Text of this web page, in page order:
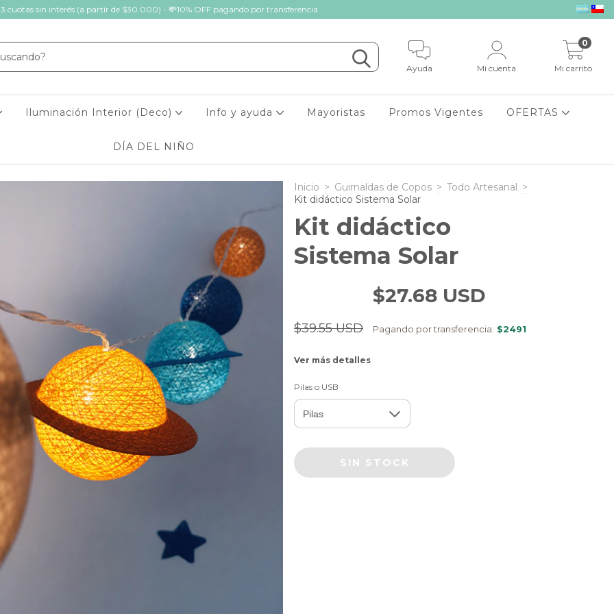
cuotas sin interés (a partir de $30.000) - 💸10% OFF pagando por transferencia
Ayuda Mi cuenta Mi carrito
0
Iluminación Interior (Deco) Info y ayuda Mayoristas Promos Vigentes OFERTAS
DÍA DEL NIÑO
Inicio > Guirnaldas de Copos > Todo Artesanal >
Kit didáctico Sistema Solar
Kit didáctico
Sistema Solar
$39.55 USD
$27.68 USD
Pagando por transferencia: $2491
Ver más detalles
Pilas o USB